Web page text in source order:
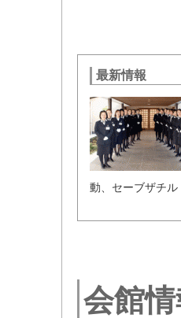
最新情報
動、セーブザチル
会館情